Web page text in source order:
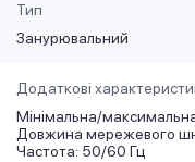
Тип
Занурювальний
Додаткові
Мінімальна/
Довжина мережевого
Частота: 50/60 Гц